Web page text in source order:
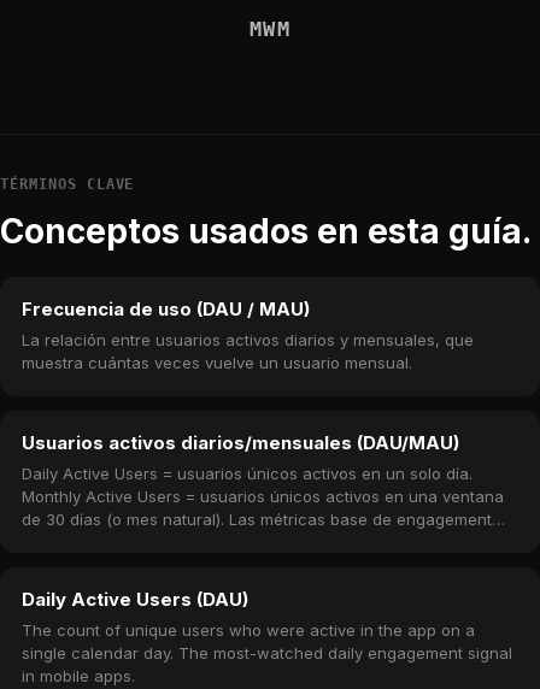
MWM
TÉRMINOS CLAVE
Conceptos usados en esta guía.
Frecuencia de uso (DAU / MAU)
La relación entre usuarios activos diarios y mensuales, que
muestra cuántas veces vuelve un usuario mensual.
Usuarios activos diarios/mensuales (DAU/MAU)
Daily Active Users = usuarios únicos activos en un solo día.
Monthly Active Users = usuarios únicos activos en una ventana
de 30 días (o mes natural). Las métricas base de engagement
Daily Active Users (DAU)
The count of unique users who were active in the app on a
single calendar day. The most-watched daily engagement signal
in mobile apps.